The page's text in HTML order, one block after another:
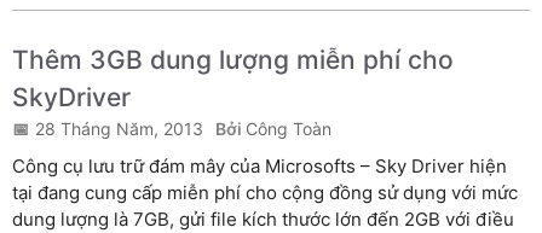
Thêm 3GB dung lượng miễn phí cho
SkyDriver
28 Tháng Năm, 2013 Công Toàn
Công cụ lưu trữ đám mây của Microsofts – Sky Driver hiện
tại đang cung cấp miễn phí cho cộng đồng sử dụng với mức
dung lượng là 7GB, gửi file kích thước lớn đến 2GB với điều